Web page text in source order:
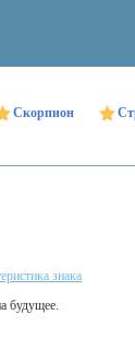
Скорпион
знака
будущее.